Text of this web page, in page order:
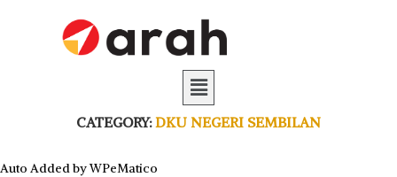
CATEGORY:DKU NEGERI SEMBILAN
Auto Added by WPeMatico